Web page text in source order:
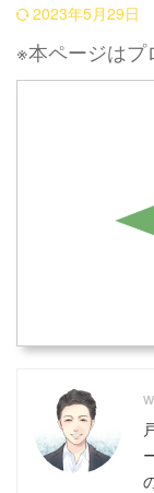
2023年5月29日
※本ページはプ